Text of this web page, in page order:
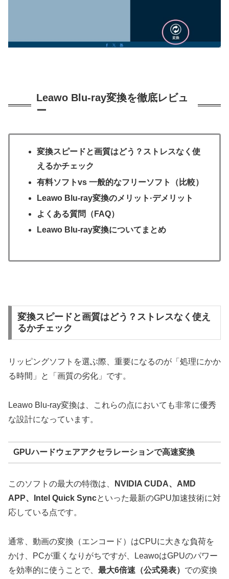
Leawo Blu-ray変換を徹底レビュ
ー
変換スピードと画質はどう？ストレスなく使
えるかチェック
有料ソフトvs 一般的なフリーソフト（比較）
Leawo Blu-ray変換のメリット·デメリット
よくある質問（FAQ）
Leawo Blu-ray変換についてまとめ
変換スピードと画質はどう？ストレスなく使え
るかチェック
リッピングソフトを選ぶ際、重要になるのが「処理にかか
る時間」と「画質の劣化」です。
Leawo Blu-ray変換は、これらの点においても非常に優秀
な設計になっています。
GPUハードウェアアクセラレーションで高速変換
このソフトの最大の特徴は、 NVIDIA CUDA、 AMD
APP、 Intel Quick Syncといった最新のGPU加速技術に対
応している点です。
通常、動画の変換（エンコード）はCPUに大きな負荷を
かけ、PCが重くなりがちですが、LeawoはGPUのパワー
を効率的に使うことで、 最大6倍速（公式発表） での変換